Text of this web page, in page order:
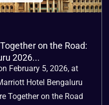
on the Road:
2026...
February 5, 2026, at
Hotel Bengaluru
Together on the Road